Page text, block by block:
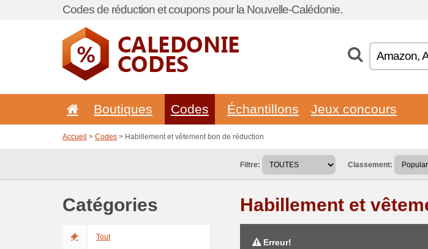
Codes de réduction et coupons pour la Nouvelle-Calédonie.
Boutiques Codes Échantillons Jeux concours
Accueil > Codes > Habillement et vêtement bon de réduction
Filtre: Classement:
Catégories
Tout
Habillement et
Erreur!